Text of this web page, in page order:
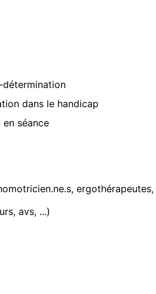
détermination
dans le handicap
séance
ergothérapeutes,
avs, ...)